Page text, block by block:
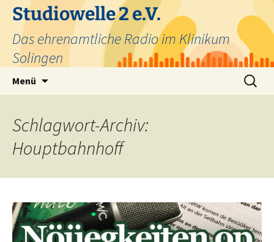
Zum
Inhalt
springen
Studiowelle 2 e.V.
Das ehrenamtliche Radio im Klinikum
Solingen
Menü
Suchen
nach:
Schlagwort-Archiv:
Houptbahnhoff